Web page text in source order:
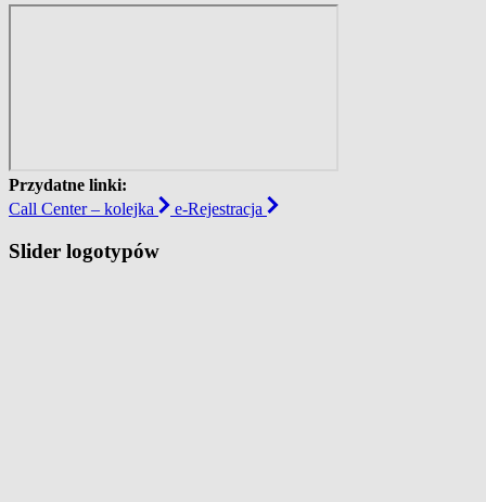
Przydatne linki:
Call Center – kolejka
e-Rejestracja
Slider logotypów